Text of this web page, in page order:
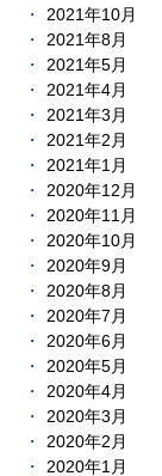
2021年10月
2021年8月
2021年5月
2021年4月
2021年3月
2021年2月
2021年1月
2020年12月
2020年11月
2020年10月
2020年9月
2020年8月
2020年7月
2020年6月
2020年5月
2020年4月
2020年3月
2020年2月
2020年1月